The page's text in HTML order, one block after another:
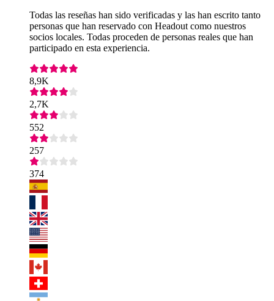
Todas las reseñas han sido verificadas y las han escrito tanto
personas que han reservado con Headout como nuestros
socios locales. Todas proceden de personas reales que han
participado en esta experiencia.
8,9K
2,7K
552
257
374